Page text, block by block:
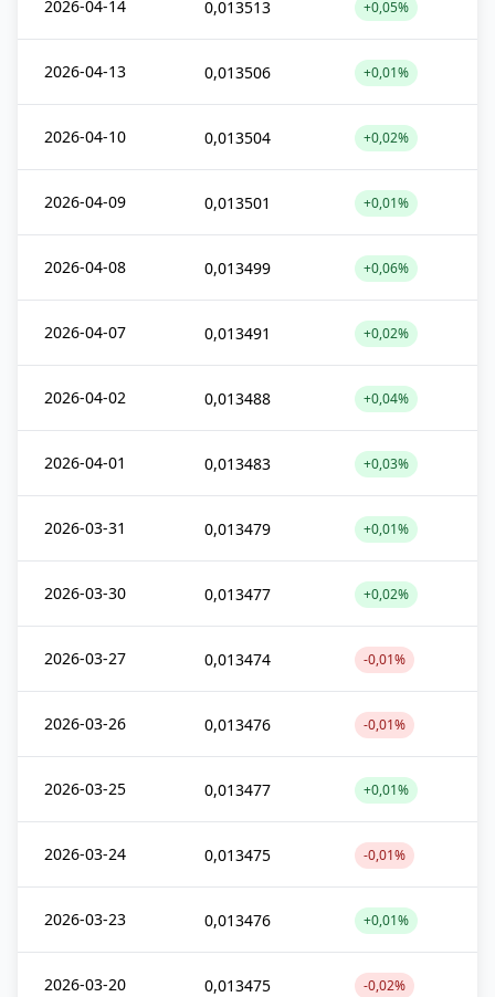
2026-04-14 0,013513 +0,05%
2026-04-13 0,013506 +0,01%
2026-04-10 0,013504 +0,02%
2026-04-09 0,013501 +0,01%
2026-04-08 0,013499 +0,06%
2026-04-07 0,013491 +0,02%
2026-04-02 0,013488 +0,04%
2026-04-01 0,013483 +0,03%
2026-03-31 0,013479 +0,01%
2026-03-30 0,013477 +0,02%
2026-03-27 0,013474 -0,01%
2026-03-26 0,013476 -0,01%
2026-03-25 0,013477 +0,01%
2026-03-24 0,013475 -0,01%
2026-03-23 0,013476 +0,01%
2026-03-20 0,013475 -0,02%